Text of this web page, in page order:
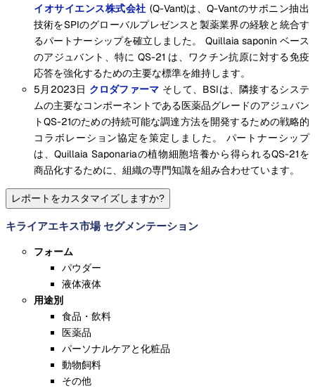
イオサイエンス株式会社 (Q-Vant)は、Q-Vantのサポニン抽出
技術をSPIのグローバルプレゼンスと製薬業界の経験と統合す
るパートナーシップを確立しました。 Quillaia saponin ベース
のアジュバント、特に QS-21 は、ワクチン抗原に対する免疫
応答を強化するための主要な標準を維持します。
5月2023日 クロダファーマ そして、BSIは、隣接するシステ
ムの主要なコンポーネントである医薬品グレードのアジュバン
トQS-21のための持続可能な調達方法を開発するための戦略的
コラボレーション協定を策定しました。 パートナーシップ
は、Quillaia Saponariaの植物細胞培養から得られるQS-21を
商品化するために、組織の専門知識を組み合わせています。
レポートをカスタマイズしますか?
キライアエキス市場 セグメンテーション
フォーム
パウダー
液体液体
用途別
食品・飲料
医薬品
パーソナルケアと化粧品
動物飼料
その他